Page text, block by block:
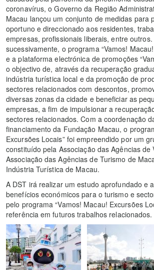
coronavírus, o Governo da Região
Macau lançou um conjunto de medidas para
oportuno e direccionado aos residentes,
empresas, profissionais liberais, entre
sucessivamente, o programa “Vamos!
e a plataforma electrónica de promoções
o objectivo de, através da recuperação
indústria turística local e da promoção de
sectores relacionados com descontos,
diversas zonas da cidade e beneficiar as
empresas, a fim de impulsionar a
sectores relacionados. Com a coordenação
financiamento da Fundação Macau, o
Excursões Locais” foi empreendido por um
constituído pela Associação das Agências de
Associação das Agências de Turismo de
Indústria Turística de Macau.
A DST irá realizar um estudo aprofundado e
benefícios económicos para o turismo e
pelo programa “Vamos! Macau! Excursões
referência em futuros trabalhos relacionados.